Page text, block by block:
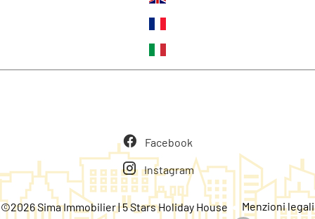
Facebook
Instagram
©2026 Sima Immobilier | 5 Stars Holiday House Menzioni legali